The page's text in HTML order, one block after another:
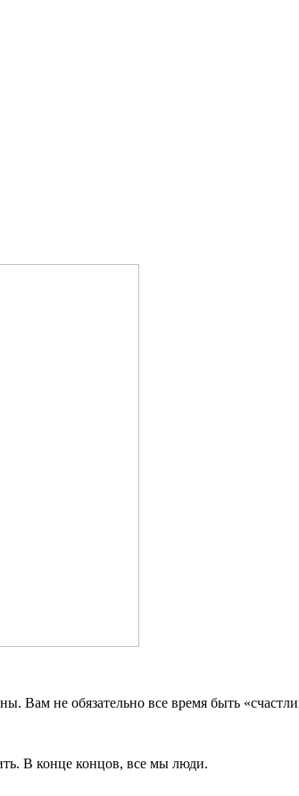
Вам не обязательно все время быть
В конце концов, все мы люди.